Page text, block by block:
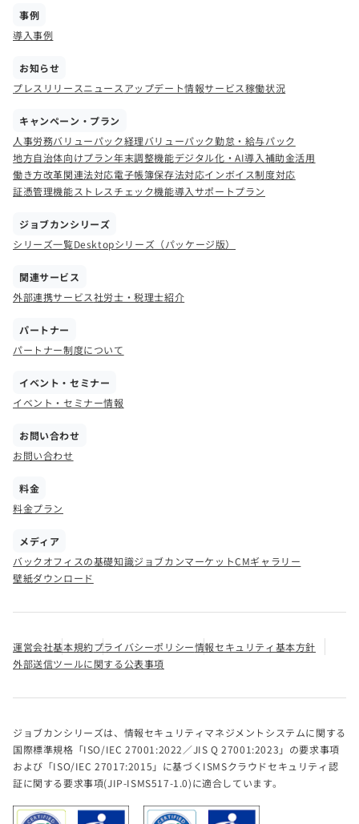
事例
導入事例
お知らせ
プレスリリースニュース アップデート情報サービス稼働状況
キャンペーン・プラン
人事労務バリューパック経理バリューパック勤怠・給与パック
地方自治体向けプラン年末調整機能デジタル化・AI導入補助金活用
働き方改革関連法対応電子帳簿保存法対応インボイス制度対応
証憑管理機能ストレスチェック機能導入サポートプラン
ジョブカンシリーズ
シリーズ一覧Desktopシリーズ（パッケージ版）
関連サービス
外部連携サービス社労士・税理士紹介
パートナー
パートナー制度について
イベント・セミナー
イベント・セミナー情報
お問い合わせ
お問い合わせ
料金
料金プラン
メディア
バックオフィスの基礎知識ジョブカンマーケットCMギャラリー
壁紙ダウンロード
運営会社基本規約プライバシーポリシー情報セキュリティ基本方針
外部送信ツールに関する公表事項
ジョブカンシリーズは、情報セキュリティマネジメントシステムに関する
国際標準規格「ISO/IEC 27001:2022／JIS Q 27001:2023」の要求事項
および「ISO/IEC 27017:2015」に基づくISMSクラウドセキュリティ認
証に関する要求事項(JIP-ISMS517-1.0)に適合しています。